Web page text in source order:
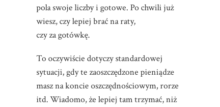
pola swoje liczby i gotowe. Po chwili już
wiesz, czy lepiej brać na raty,
czy za gotówkę.
To oczywiście dotyczy standardowej
sytuacji, gdy te zaoszczędzone pieniądze
masz na koncie oszczędnościowym, rorze
itd. Wiadomo, że lepiej tam trzymać, niż